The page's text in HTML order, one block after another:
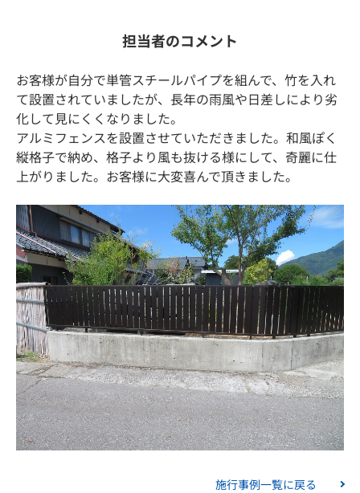
担当者のコメント
お客様が自分で単管スチールパイプを組んで、竹を入れ
て設置されていましたが、長年の雨風や日差しにより劣
化して見にくくなりました。
アルミフェンスを設置させていただきました。和風ぽく
縦格子で納め、格子より風も抜ける様にして、奇麗に仕
上がりました。お客様に大変喜んで頂きました。
施行事例一覧に戻る